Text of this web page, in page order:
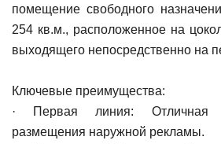
помещение свободного
254 кв.м., расположенное на
выходящего непосредственно на
Ключевые преимущества:
· Первая линия: Отличная
размещения наружной рекламы.